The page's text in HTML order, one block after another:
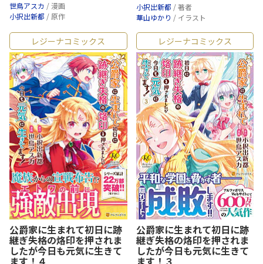
世鳥アスカ / 漫画
小択出新都 / 原作
小択出新都 / 著者
華山ゆかり / イラスト
レジーナコミックス
公爵家に生まれて初日に跡
継ぎ失格の烙印を押されま
したが今日も元気に生きて
ます！４
レジーナコミックス
公爵家に生まれて初日に跡
継ぎ失格の烙印を押されま
したが今日も元気に生きて
ます！３